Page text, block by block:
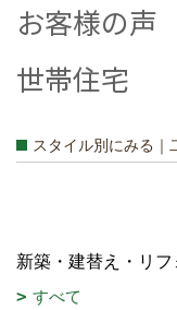
お客様の声
世帯住宅
スタイル別にみる｜
新築・建替え・リフ
すべて